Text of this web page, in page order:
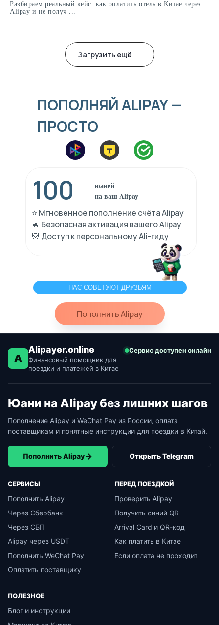
Разбираем реальный кейс: как оплатить отель в Китае через
Alipay и не получ ...
Загрузить ещё
НАС СОВЕТУЮТ ДРУЗЬЯМ
⭐️ Мгновенное пополнение счёта Alipay
🔥 Безопасная активация вашего Alipay
🐼 Доступ к персональному Ali-гиду
юаней
на ваш Alipay
100
ПОПОЛНЯЙ ALIPAY —
ПРОСТО
Пополнить Alipay
A
Alipayer.online
Финансовый помощник для
поездки и платежей в Китае
Сервис доступен онлайн
Юани на Alipay без лишних шагов
Пополнение Alipay и WeChat Pay из России, оплата
поставщикам и понятные инструкции для поездки в Китай.
Пополнить Alipay→ Открыть Telegram
СЕРВИСЫ
Пополнить Alipay
Через Сбербанк
Через СБП
Alipay через USDT
Пополнить WeChat Pay
Оплатить поставщику
ПЕРЕД ПОЕЗДКОЙ
Проверить Alipay
Получить синий QR
Arrival Card и QR-код
Как платить в Китае
Если оплата не проходит
ПОЛЕЗНОЕ
Блог и инструкции